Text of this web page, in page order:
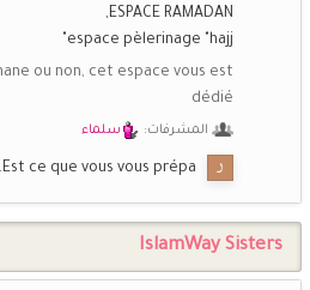
ESPACE RAMADAN
espace pèlerinage "hajj"
ou non, cet espace vous est
dédié
المشرفات: سلماء
Est ce que vous vous prépa…
IslamWay Sisters